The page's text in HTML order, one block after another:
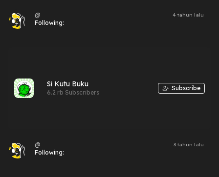
@ 4 tahun lalu
Following:
Si Kutu Buku
6.2 rb Subscribers
Subscribe
@ 3 tahun lalu
Following: